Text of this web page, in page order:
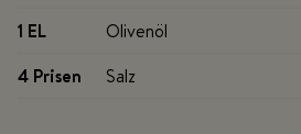
1 EL
Olivenöl
4 Prisen
Salz